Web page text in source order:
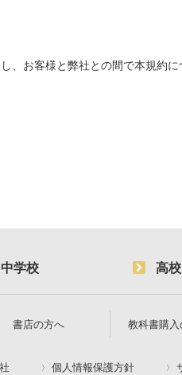
、お客様と弊社との間で本規約
中学校 高校
書店の方へ 教科書購
個人情報保護方針